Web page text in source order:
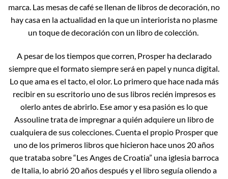
marca. Las mesas de café se llenan de libros de decoración, no
hay casa en la actualidad en la que un interiorista no plasme
un toque de decoración con un libro de colección.
A pesar de los tiempos que corren, Prosper ha declarado
siempre que el formato siempre será en papel y nunca digital.
Lo que ama es el tacto, el olor. Lo primero que hace nada más
recibir en su escritorio uno de sus libros recién impresos es
olerlo antes de abrirlo. Ese amor y esa pasión es lo que
Assouline trata de impregnar a quién adquiere un libro de
cualquiera de sus colecciones. Cuenta el propio Prosper que
uno de los primeros libros que hicieron hace unos 20 años
que trataba sobre “Les Anges de Croatia” una iglesia barroca
de Italia, lo abrió 20 años después y el libro seguía oliendo a